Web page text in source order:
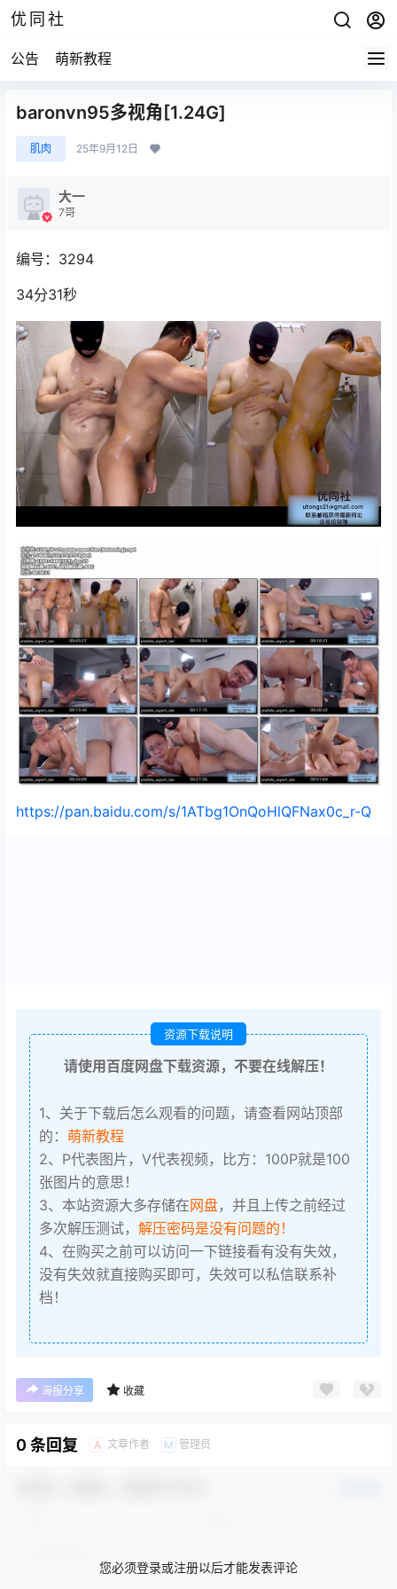
优同社
公告 萌新教程
baronvn95多视角[1.24G]
肌肉 25年9月12日
大一
7哥
编号：3294
34分31秒
https://pan.baidu.com/s/1ATbg1OnQoHlQFNax0c_r-Q
资源下载说明
请使用百度网盘下载资源，不要在线解压！
1、关于下载后怎么观看的问题，请查看网站顶部
的： 萌新教程
2、P代表图片，V代表视频，比方：100P就是100
张图片的意思！
3、本站资源大多存储在网盘，并且上传之前经过
多次解压测试， 解压密码是没有问题的！
4、在购买之前可以访问一下链接看有没有失效，
没有失效就直接购买即可，失效可以私信联系补
档！
海报分享 收藏
0 条回复 A 文章作者 M 管理员
您必须登录或注册以后才能发表评论